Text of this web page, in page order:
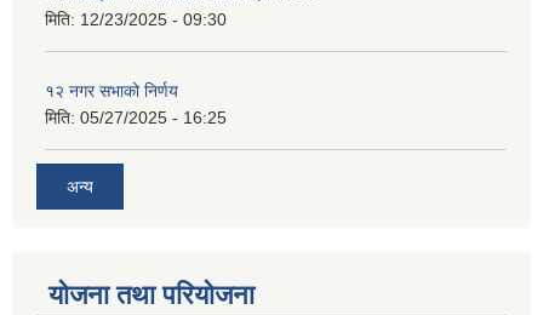
मिति: 12/23/2025 - 09:30
१२ नगर सभाको निर्णय
मिति: 05/27/2025 - 16:25
अन्य
योजना तथा परियोजना